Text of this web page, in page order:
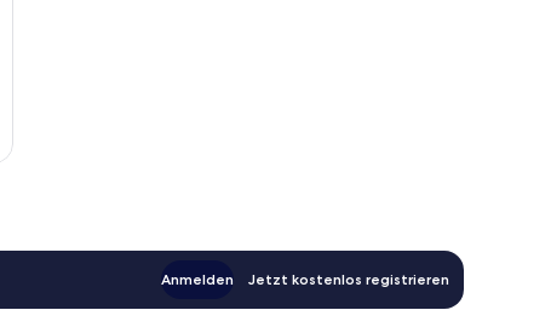
Anmelden Jetzt kostenlos registrieren